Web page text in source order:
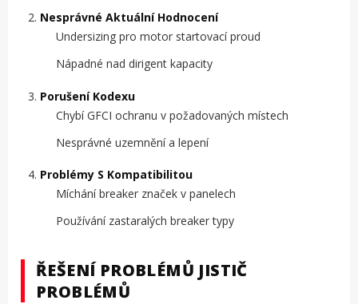
Nesprávné Aktuální Hodnocení
Undersizing pro motor startovací proud
Nápadné nad dirigent kapacity
Porušení Kodexu
Chybí GFCI ochranu v požadovaných místech
Nesprávné uzemnění a lepení
Problémy S Kompatibilitou
Míchání breaker značek v panelech
Používání zastaralých breaker typy
ŘEŠENÍ PROBLÉMŮ JISTIČ
PROBLÉMŮ